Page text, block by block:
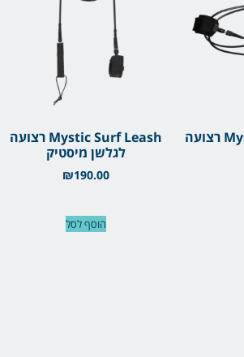
Mystic Board Leash רצועה
Mystic Surf Leash רצועה
לגלשן מיסטיק
₪190.00
הוסף לסל